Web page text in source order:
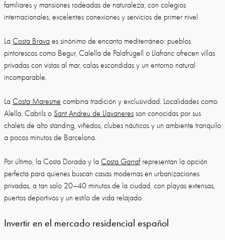
familiares y mansiones rodeadas de naturaleza, con colegios
internacionales, excelentes conexiones y servicios de primer nivel.
La Costa Brava es sinónimo de encanto mediterráneo: pueblos
pintorescos como Begur, Calella de Palafrugell o Llafranc ofrecen villas
privadas con vistas al mar, calas escondidas y un entorno natural
incomparable.
La Costa Maresme combina tradición y exclusividad. Localidades como
Alella, Cabrils o Sant Andreu de Llavaneres son conocidas por sus
chalets de alto standing, viñedos, clubes náuticos y un ambiente tranquilo
a pocos minutos de Barcelona.
Por último, la Costa Dorada y la Costa Garrafrepresentan la opción
perfecta para quienes buscan casas modernas en urbanizaciones
privadas, a tan solo 20–40 minutos de la ciudad, con playas extensas,
puertos deportivos y un estilo de vida relajado.
Invertir en el mercado residencial español